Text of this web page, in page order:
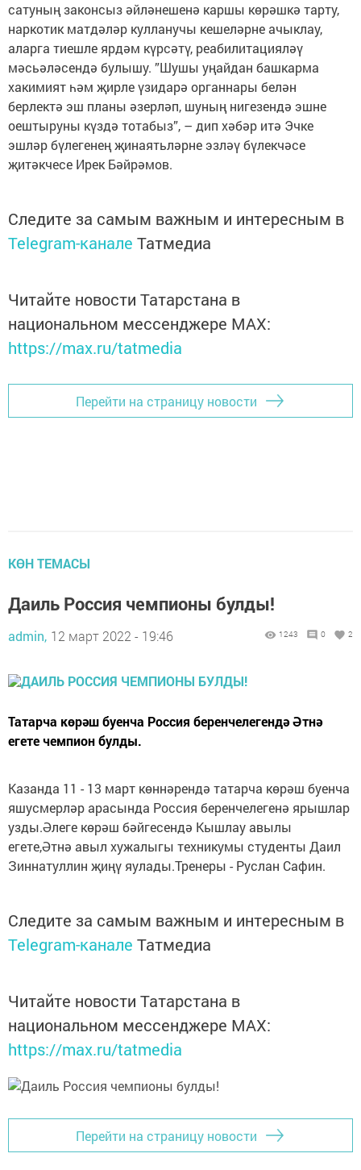
сатуның законсыз әйләнешенә каршы көрәшкә тарту,
наркотик матдәләр кулланучы кешеләрне ачыклау,
аларга тиешле ярдәм күрсәтү, реабилитацияләү
мәсьәләсендә булышу. ”Шушы уңайдан башкарма
хакимият һәм җирле үзидарә органнары белән
берлектә эш планы әзерләп, шуның нигезендә эшне
оештыруны күздә тотабыз”, – дип хәбәр итә Эчке
эшләр бүлегенең җинаятьләрне эзләү бүлекчәсе
җитәкчесе Ирек Бәйрәмов.
Следите за самым важным и интересным в
Telegram-канале Татмедиа
Читайте новости Татарстана в
национальном мессенджере MАХ:
https://max.ru/tatmedia
Перейти на страницу новости
КӨН ТЕМАСЫ
Даиль Россия чемпионы булды!
admin, 12 март 2022 - 19:46 1243 0 2
Татарча көрәш буенча Россия беренчелегендә Әтнә
егете чемпион булды.
Казанда 11 - 13 март көннәрендә татарча көрәш буенча
яшусмерләр арасында Россия беренчелегенә ярышлар
узды.Әлеге көрәш бәйгесендә Кышлау авылы
егете,Әтнә авыл хужалыгы техникумы студенты Даил
Зиннатуллин җиңү яулады.Тренеры - Руслан Сафин.
Следите за самым важным и интересным в
Telegram-канале Татмедиа
Читайте новости Татарстана в
национальном мессенджере MАХ:
https://max.ru/tatmedia
Перейти на страницу новости